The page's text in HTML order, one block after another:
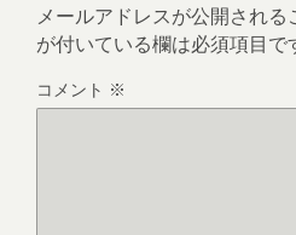
メールアドレスが公開される
が付いている欄は必須項目で
コメント ※